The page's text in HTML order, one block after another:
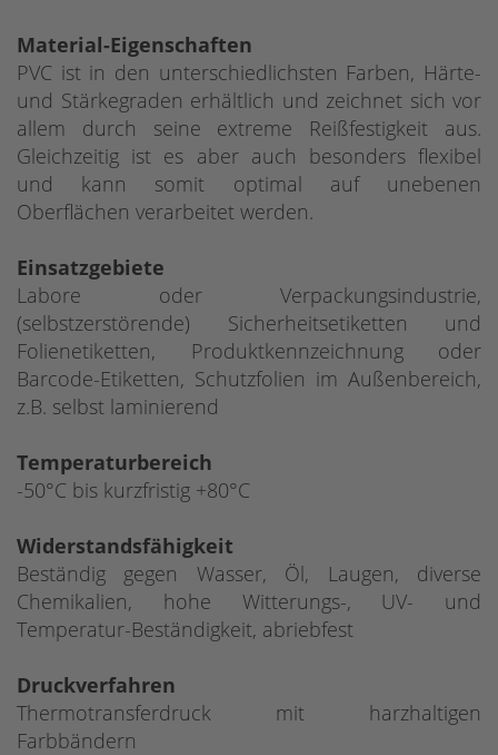
Material-Eigenschaften
PVC ist in den unterschiedlichsten Farben, Härte-
und Stärkegraden erhältlich und zeichnet sich vor
allem durch seine extreme Reißfestigkeit aus.
Gleichzeitig ist es aber auch besonders flexibel
und kann somit optimal auf unebenen
Oberflächen verarbeitet werden.
Einsatzgebiete
Labore oder Verpackungsindustrie,
(selbstzerstörende) Sicherheitsetiketten und
Folienetiketten, Produktkennzeichnung oder
Barcode-Etiketten, Schutzfolien im Außenbereich,
z.B. selbst laminierend
Temperaturbereich
-50°C bis kurzfristig +80°C
Widerstandsfähigkeit
Beständig gegen Wasser, Öl, Laugen, diverse
Chemikalien, hohe Witterungs-, UV- und
Temperatur-Beständigkeit, abriebfest
Druckverfahren
Thermotransferdruck mit harzhaltigen
Farbbändern